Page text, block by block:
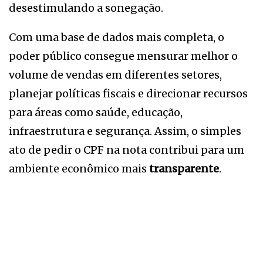
desestimulando a sonegação.
Com uma base de dados mais completa, o
poder público consegue mensurar melhor o
volume de vendas em diferentes setores,
planejar políticas fiscais e direcionar recursos
para áreas como saúde, educação,
infraestrutura e segurança. Assim, o simples
ato de pedir o CPF na nota contribui para um
ambiente econômico mais transparente.